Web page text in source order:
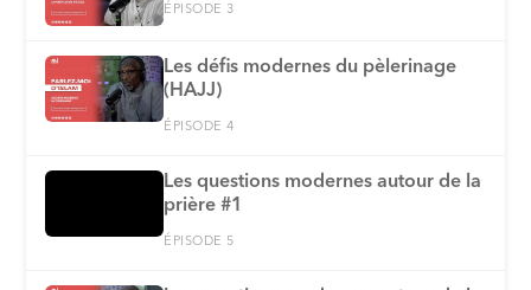
ÉPISODE 3
Les défis modernes du pèlerinage
(HAJJ)
ÉPISODE 4
Les questions modernes autour de la
prière #1
ÉPISODE 5